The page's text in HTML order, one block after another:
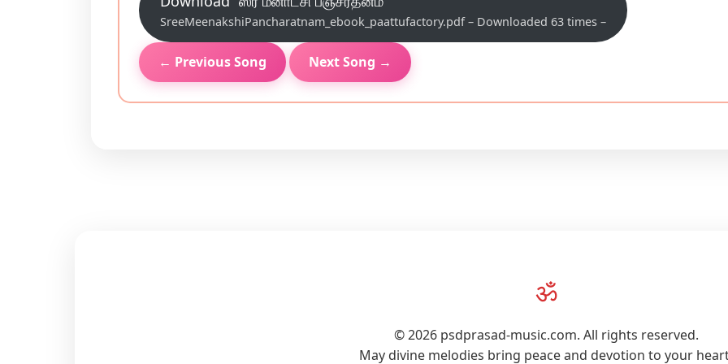
SreeMeenakshiPancharatnam_ebook_paattufactory.pdf – Downloaded 63 times –
← Previous Song Next Song →
ॐ
© 2026 psdprasad-music.com. All rights reserved.
May divine melodies bring peace and devotion to your